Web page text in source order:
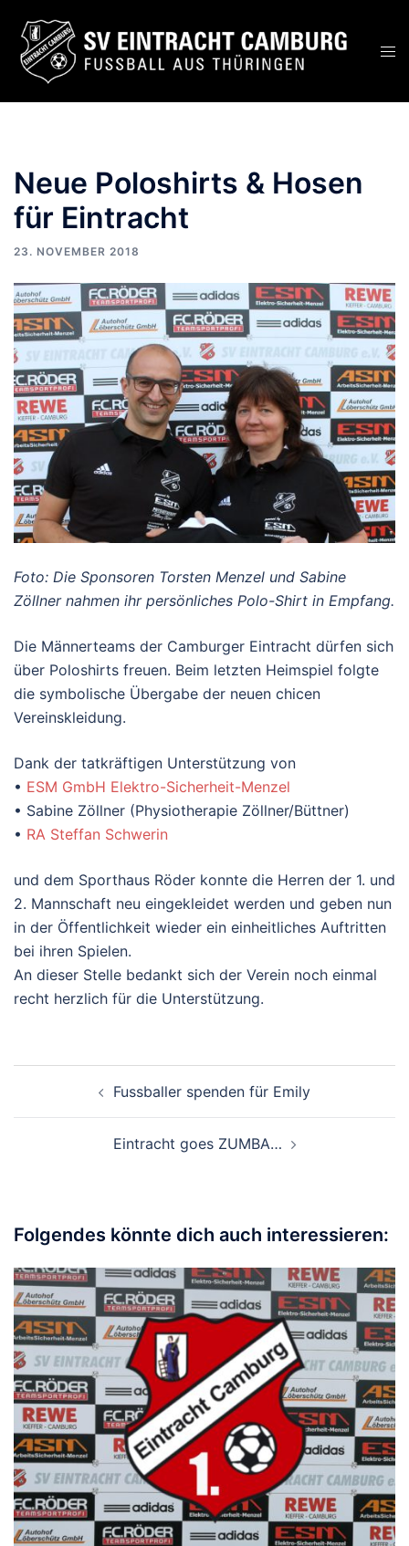
Inhalt
springen
Neue Poloshirts & Hosen
für Eintracht
23. NOVEMBER 2018
Foto: Die Sponsoren Torsten Menzel und Sabine
Zöllner nahmen ihr persönliches Polo-Shirt in Empfang.
Die Männerteams der Camburger Eintracht dürfen sich
über Poloshirts freuen. Beim letzten Heimspiel folgte
die symbolische Übergabe der neuen chicen
Vereinskleidung.
Dank der tatkräftigen Unterstützung von
• ESM GmbH Elektro-Sicherheit-Menzel
• Sabine Zöllner (Physiotherapie Zöllner/Büttner)
• RA Steffan Schwerin
und dem Sporthaus Röder konnte die Herren der 1. und
2. Mannschaft neu eingekleidet werden und geben nun
in der Öffentlichkeit wieder ein einheitliches Auftritten
bei ihren Spielen.
An dieser Stelle bedankt sich der Verein noch einmal
recht herzlich für die Unterstützung.
Fussballer spenden für Emily
Eintracht goes ZUMBA…
Folgendes könnte dich auch interessieren: